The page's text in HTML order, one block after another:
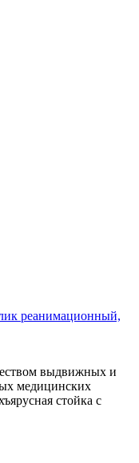
реанимационный,
выдвижных и
медицинских
стойка с